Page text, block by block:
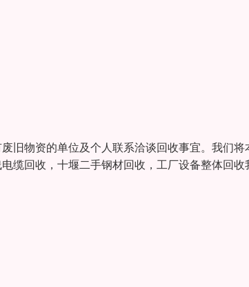
旧物资的单位及个人联系洽谈回收事宜。我们将
缆回收，十堰二手钢材回收，工厂设备整体回收